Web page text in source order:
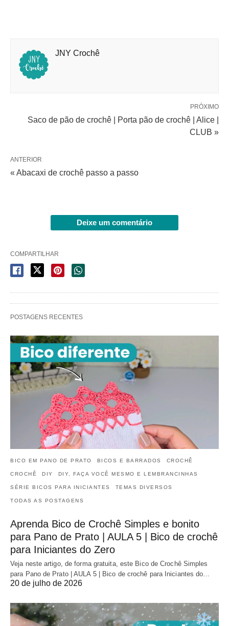
JNY Crochê
PRÓXIMO
Saco de pão de crochê | Porta pão de crochê | Alice |
CLUB »
ANTERIOR
« Abacaxi de crochê passo a passo
Deixe um comentário
COMPARTILHAR
POSTAGENS RECENTES
BICO EM PANO DE PRATO BICOS E BARRADOS CROCHÊ
CROCHÊ DIY DIY, FAÇA VOCÊ MESMO E LEMBRANCINHAS
SÉRIE BICOS PARA INICIANTES TEMAS DIVERSOS
TODAS AS POSTAGENS
Aprenda Bico de Crochê Simples e bonito
para Pano de Prato | AULA 5 | Bico de crochê
para Iniciantes do Zero
Veja neste artigo, de forma gratuita, este Bico de Crochê Simples
para Pano de Prato | AULA 5 | Bico de crochê para Iniciantes do…
20 de julho de 2026